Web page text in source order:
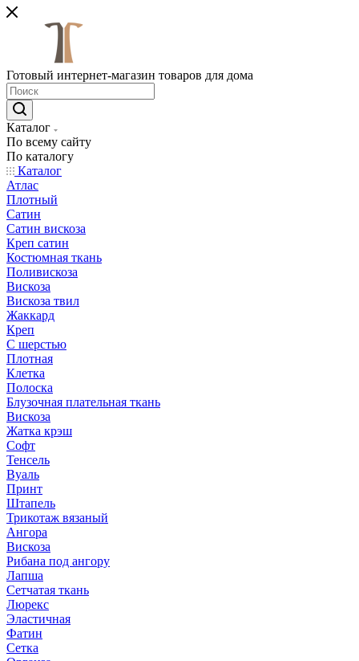
Готовый интернет-магазин товаров для дома
Каталог
По всему сайту
По каталогу
Каталог
Атлас
Плотный
Сатин
Сатин вискоза
Креп сатин
Костюмная ткань
Поливискоза
Вискоза
Вискоза твил
Жаккард
Креп
С шерстью
Плотная
Клетка
Полоска
Блузочная плательная ткань
Вискоза
Жатка крэш
Софт
Тенсель
Вуаль
Принт
Штапель
Трикотаж вязаный
Ангора
Вискоза
Рибана под ангору
Лапша
Сетчатая ткань
Люрекс
Эластичная
Фатин
Сетка